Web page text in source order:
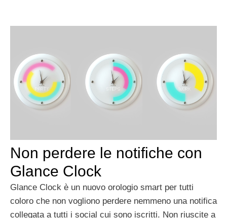
Non perdere le notifiche con
Glance Clock
Glance Clock è un nuovo orologio smart per tutti
coloro che non vogliono perdere nemmeno una notifica
collegata a tutti i social cui sono iscritti. Non riuscite a